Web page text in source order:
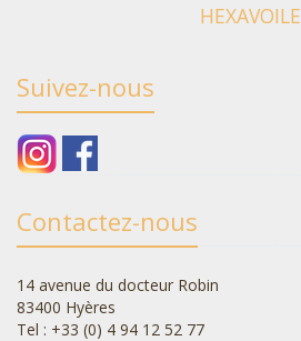
HEXAVOILE
Suivez-nous
Contactez-nous
14 avenue du docteur Robin
83400 Hyères
Tel : +33 (0) 4 94 12 52 77